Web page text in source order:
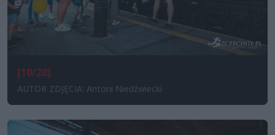
[10/20]
AUTOR ZDJĘCIA: Antoni Niedźwiecki